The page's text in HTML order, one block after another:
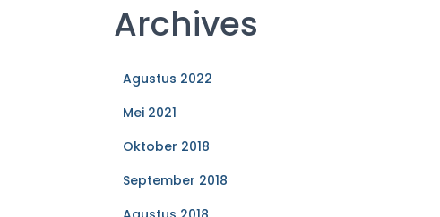
Archives
Agustus 2022
Mei 2021
Oktober 2018
September 2018